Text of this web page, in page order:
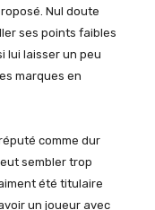
Nul doute
ses points faibles
lui laisser un peu
marques en
comme dur
sembler trop
été titulaire
un joueur avec